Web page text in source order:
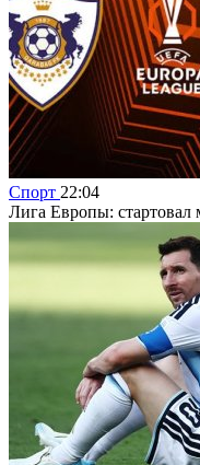
Спорт 22:04
Лига Европы: